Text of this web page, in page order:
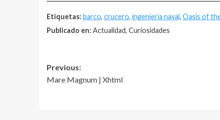
Etiquetas: barco, crucero, ingeniería naval, Oasis of
Publicado en: Actualidad, Curiosidades
Post
navigation
Previous:
Mare Magnum | Xhtml